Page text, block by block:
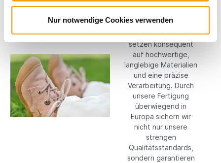
Nur notwendige Cookies verwenden
wir keine
Kompromisse: Wir
setzen konsequent
auf hochwertige,
langlebige Materialien
und eine präzise
Verarbeitung. Durch
unsere Fertigung
überwiegend in
Europa sichern wir
nicht nur unsere
strengen
Qualitätsstandards,
sondern garantieren